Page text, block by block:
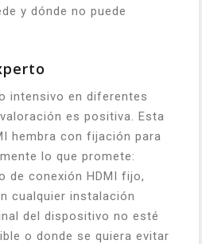
y dónde no puede
intensivo en diferentes
es positiva. Esta
hembra con fijación para
lo que promete:
de conexión HDMI fijo,
cualquier instalación
del dispositivo no esté
o donde se quiera evitar